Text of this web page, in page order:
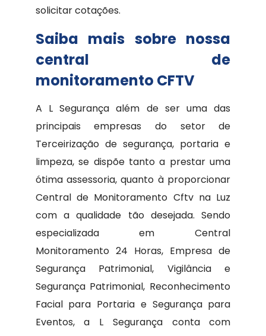
solicitar cotações.
Saiba mais sobre nossa
central de
monitoramento CFTV
A L Segurança além de ser uma das
principais empresas do setor de
Terceirização de segurança, portaria e
limpeza, se dispõe tanto a prestar uma
ótima assessoria, quanto à proporcionar
Central de Monitoramento Cftv na Luz
com a qualidade tão desejada. Sendo
especializada em Central
Monitoramento 24 Horas, Empresa de
Segurança Patrimonial, Vigilância e
Segurança Patrimonial, Reconhecimento
Facial para Portaria e Segurança para
Eventos, a L Segurança conta com